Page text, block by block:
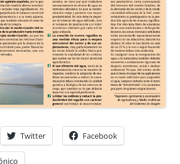
Twitter Facebook